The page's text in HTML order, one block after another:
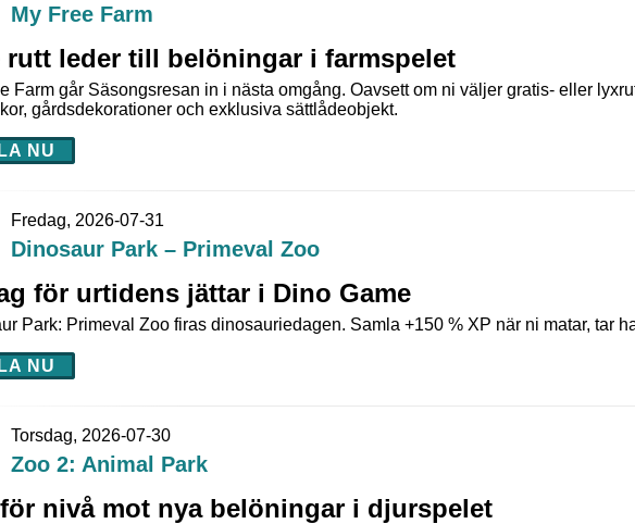
My Free Farm
rutt leder till belöningar i farmspelet
Farm går Säsongsresan in i nästa omgång. Oavsett om ni väljer gratis- eller
gårdsdekorationer och exklusiva sättlådeobjekt.
NU
Fredag, 2026-07-31
Dinosaur Park – Primeval Zoo
för urtidens jättar i Dino Game
Park: Primeval Zoo firas dinosauriedagen. Samla +150 % XP när ni matar, tar
NU
Torsdag, 2026-07-30
Zoo 2: Animal Park
nivå mot nya belöningar i djurspelet